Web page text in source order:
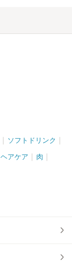
ソフトドリンク
ヘアケア 肉